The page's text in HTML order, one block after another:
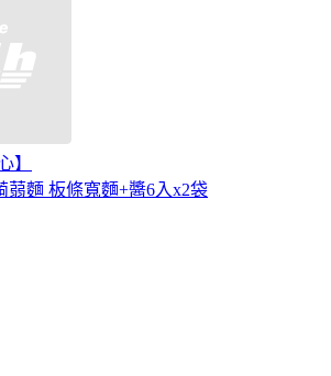
】
蒻麵 板條寬麵+醬6入x2袋